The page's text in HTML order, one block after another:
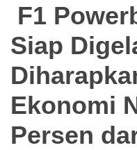
F1
Siap
Ekonomi
Persen